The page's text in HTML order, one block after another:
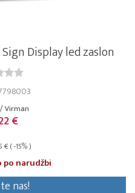
Display led zaslon
Virman
€
€ ( -15% )
po narudžbi
nas!